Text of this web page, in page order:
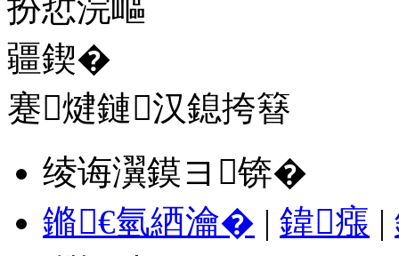
蹇煡鏈汉鎴挎簮
绫诲瀷鏌ヨ锛�
鏅€氫綇瀹� | 鍏瘬 |